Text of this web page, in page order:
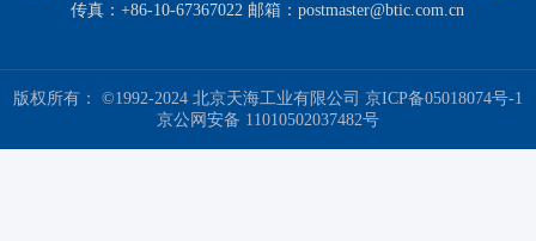
传真：+86-10-67367022 邮箱：postmaster@btic.com.cn
版权所有： ©1992-2024 北京天海工业有限公司 京ICP备05018074号-1
京公网安备 11010502037482号